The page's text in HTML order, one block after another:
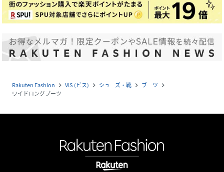
Rakuten Fashion navigate_next VIS (ビス) navigate_next シューズ・靴 navigate_next ブーツ navigate_next
ワイドロングブーツ